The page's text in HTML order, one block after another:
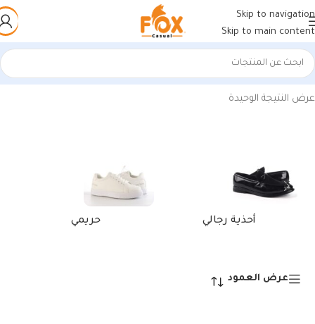
Skip to navigation
Skip to main content
الرئيسية/منتجات تحت الوسم “حافظة لابتوب اسود”
عرض النتيجة الوحيدة
أحذية رجالي حريمي
عرض العمود